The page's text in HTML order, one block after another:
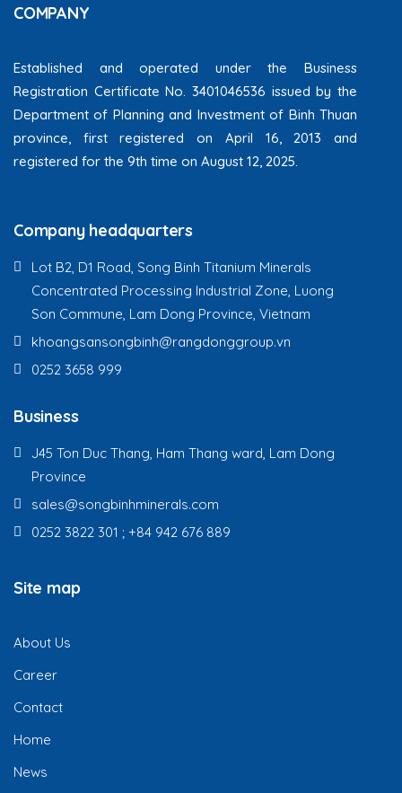
COMPANY
Established and operated under the Business
Registration Certificate No. 3401046536 issued by the
Department of Planning and Investment of Binh Thuan
province, first registered on April 16, 2013 and
registered for the 9th time on August 12, 2025.
Company headquarters
Lot B2, D1 Road, Song Binh Titanium Minerals
Concentrated Processing Industrial Zone, Luong
Son Commune, Lam Dong Province, Vietnam
khoangsansongbinh@rangdonggroup.vn
0252 3658 999
Business
J45 Ton Duc Thang, Ham Thang ward, Lam Dong
Province
sales@songbinhminerals.com
0252 3822 301 ; +84 942 676 889
Site map
About Us
Career
Contact
Home
News